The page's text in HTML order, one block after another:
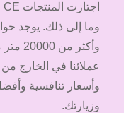
عملائنا في الخارج
وأسعار تنافسية
وزيارتك.